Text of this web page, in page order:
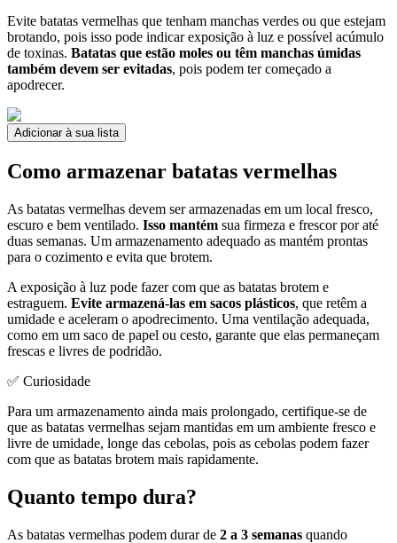
Evite batatas vermelhas que tenham manchas verdes ou que estejam
brotando, pois isso pode indicar exposição à luz e possível acúmulo
de toxinas. Batatas que estão moles ou têm manchas úmidas
também devem ser evitadas, pois podem ter começado a
apodrecer.
Adicionar à sua lista
Como armazenar batatas vermelhas
As batatas vermelhas devem ser armazenadas em um local fresco,
escuro e bem ventilado. Isso mantém sua firmeza e frescor por até
duas semanas. Um armazenamento adequado as mantém prontas
para o cozimento e evita que brotem.
A exposição à luz pode fazer com que as batatas brotem e
estraguem. Evite armazená-las em sacos plásticos, que retêm a
umidade e aceleram o apodrecimento. Uma ventilação adequada,
como em um saco de papel ou cesto, garante que elas permaneçam
frescas e livres de podridão.
✅ Curiosidade
Para um armazenamento ainda mais prolongado, certifique-se de
que as batatas vermelhas sejam mantidas em um ambiente fresco e
livre de umidade, longe das cebolas, pois as cebolas podem fazer
com que as batatas brotem mais rapidamente.
Quanto tempo dura?
As batatas vermelhas podem durar de 2 a 3 semanas quando